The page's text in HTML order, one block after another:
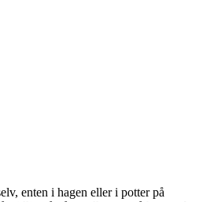
enten i hagen eller i potter på